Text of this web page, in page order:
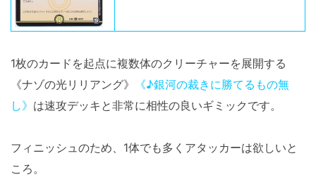
1枚のカードを起点に複数体のクリーチャーを展開する
《ナゾの光リリアング》
《♪銀河の裁きに勝てるもの無
し》 は速攻デッキと非常に相性の良いギミックです。
フィニッシュのため、1体でも多くアタッカーは欲しいと
ころ。